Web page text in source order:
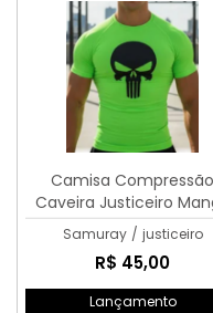
Camisa Compressão
Caveira Justiceiro
Curta Treino Gym
Limão
Samuray / justiceiro
R$ 45,00
Lançamento